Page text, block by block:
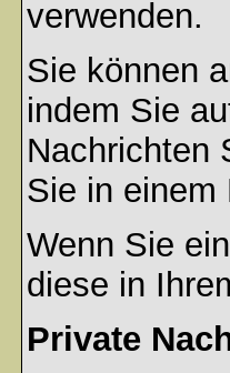
verwenden.
Sie können
indem Sie
Nachrichten
Sie in
Wenn Sie
diese in
Private